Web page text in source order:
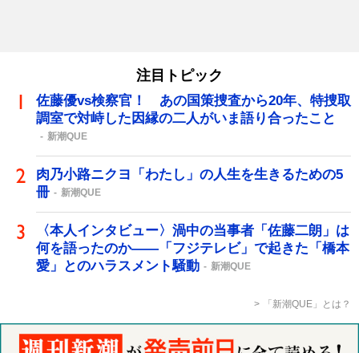
注目トピック
佐藤優vs検察官！ あの国策捜査から20年、特捜取
調室で対峙した因縁の二人がいま語り合ったこと
新潮QUE
肉乃小路ニクヨ「わたし」の人生を生きるための5
冊
新潮QUE
〈本人インタビュー〉渦中の当事者「佐藤二朗」は
何を語ったのか――「フジテレビ」で起きた「橋本
愛」とのハラスメント騒動
新潮QUE
「新潮QUE」とは？